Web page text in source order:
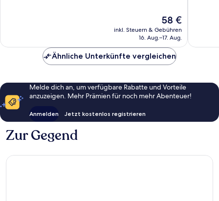
Der
Preis
beträgt
58 €
inkl. Steuern & Gebühren
16. Aug.–17. Aug.
Ähnliche Unterkünfte vergleichen
Melde dich an, um verfügbare Rabatte und Vorteile
anzuzeigen. Mehr Prämien für noch mehr Abenteuer!
Anmelden Jetzt kostenlos registrieren
Zur Gegend